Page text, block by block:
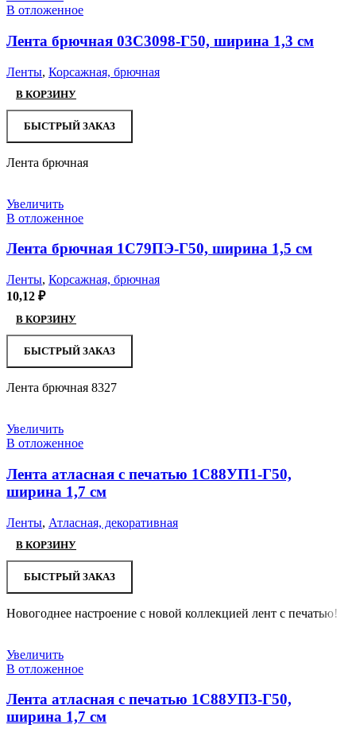
В отложенное
Лента брючная 03С3098-Г50, ширина 1,3 см
Ленты, Корсажная, брючная
В КОРЗИНУ
БЫСТРЫЙ ЗАКАЗ
Лента брючная
Увеличить
В отложенное
Лента брючная 1С79ПЭ-Г50, ширина 1,5 см
Ленты, Корсажная, брючная
10,12 ₽
В КОРЗИНУ
БЫСТРЫЙ ЗАКАЗ
Лента брючная 8327
Увеличить
В отложенное
Лента атласная с печатью 1С88УП1-Г50,
ширина 1,7 см
Ленты, Атласная, декоративная
В КОРЗИНУ
БЫСТРЫЙ ЗАКАЗ
Новогоднее настроение с новой коллекцией лент с печатью!
Увеличить
В отложенное
Лента атласная с печатью 1С88УП3-Г50,
ширина 1,7 см